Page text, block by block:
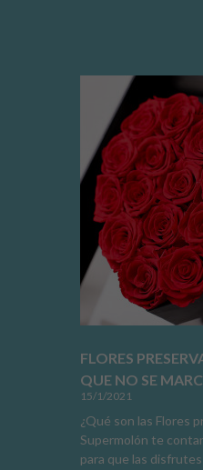
FLORES
QUE NO SE
15/1/2021
¿Qué son las Flores
Supermolón te
para que las